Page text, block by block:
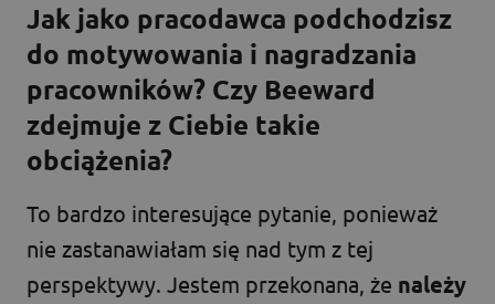
Jak jako pracodawca podchodzisz
do motywowania i nagradzania
pracowników? Czy Beeward
zdejmuje z Ciebie takie
obciążenia?
To bardzo interesujące pytanie, ponieważ
nie zastanawiałam się nad tym z tej
perspektywy. Jestem przekonana, że należy